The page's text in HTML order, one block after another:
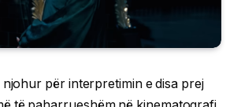
njohur për interpretimin e disa prej